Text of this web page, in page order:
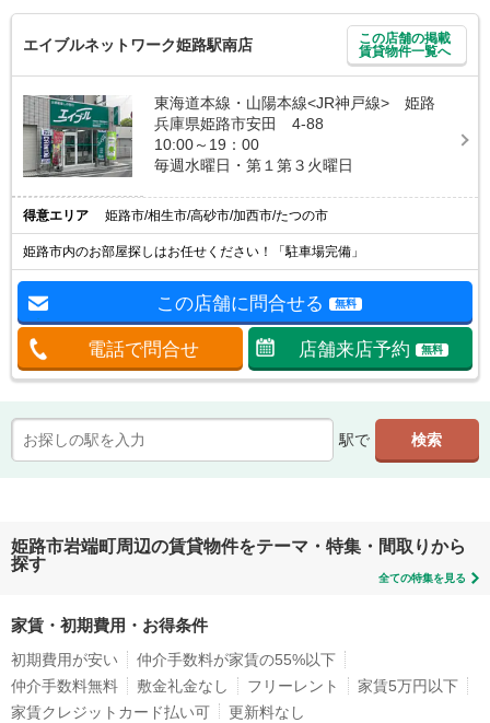
エイブルネットワーク姫路駅南店
この店舗の掲載
賃貸物件一覧へ
東海道本線・山陽本線<JR神戸線> 姫路
兵庫県姫路市安田 4-88
10:00～19：00
毎週水曜日・第１第３火曜日
得意エリア 姫路市/相生市/高砂市/加西市/たつの市
姫路市内のお部屋探しはお任せください！「駐車場完備」
この店舗に問合せる 無料
電話で問合せ 店舗来店予約 無料
駅で
姫路市岩端町周辺の賃貸物件をテーマ・特集・間取りから
探す
全ての特集を見る
家賃・初期費用・お得条件
初期費用が安い
仲介手数料が家賃の55%以下
仲介手数料無料
敷金礼金なし フリーレント
家賃5万円以下
家賃クレジットカード払い可
更新料なし